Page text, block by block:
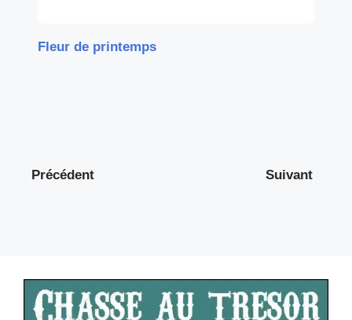
Fleur de printemps
Précédent Suivant